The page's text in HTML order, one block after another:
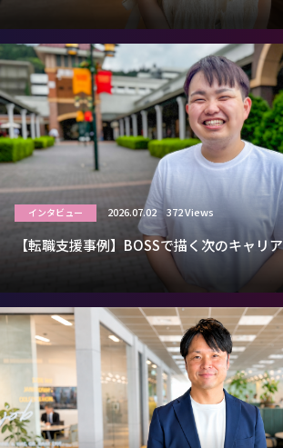
インタビュー 2026.07.02 372 Views
【転職支援事例】BOSSで描く次のキャリア